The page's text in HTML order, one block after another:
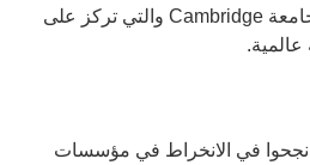
الأعمال المرموقة التابعة لجامعة Cambridge والتي تركز على
عالمية.
نجحوا في الانخراط في مؤسسات